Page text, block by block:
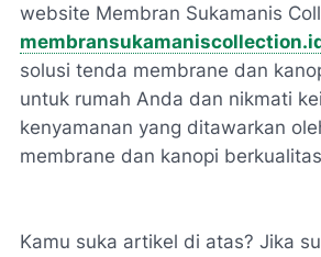
website Membran Sukamanis
solusi tenda membrane dan
untuk rumah Anda dan nikmati
kenyamanan yang ditawarkan
membrane dan kanopi
Kamu suka artikel di atas? Jika